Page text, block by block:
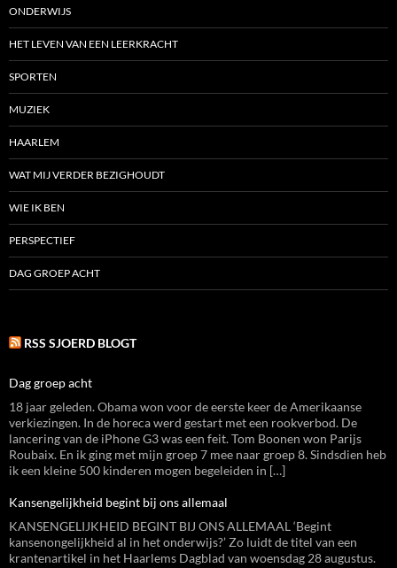
ONDERWIJS
HET LEVEN VAN EEN LEERKRACHT
SPORTEN
MUZIEK
HAARLEM
WAT MIJ VERDER BEZIGHOUDT
WIE IK BEN
PERSPECTIEF
DAG GROEP ACHT
RSS SJOERD BLOGT
Dag groep acht
18 jaar geleden. Obama won voor de eerste keer de Amerikaanse
verkiezingen. In de horeca werd gestart met een rookverbod. De
lancering van de iPhone G3 was een feit. Tom Boonen won Parijs
Roubaix. En ik ging met mijn groep 7 mee naar groep 8. Sindsdien heb
ik een kleine 500 kinderen mogen begeleiden in […]
Kansengelijkheid begint bij ons allemaal
KANSENGELIJKHEID BEGINT BIJ ONS ALLEMAAL ‘Begint
kansenongelijkheid al in het onderwijs?’ Zo luidt de titel van een
krantenartikel in het Haarlems Dagblad van woensdag 28 augustus.